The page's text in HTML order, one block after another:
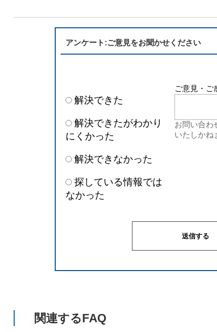
セミナー・研修情報
アンケート:ご意見をお聞かせください
解決できた
解決できたがわかり
にくかった
解決できなかった
探している情報では
なかった
ご意見・ご
お問い合わ
いたしかね
関連するFAQ